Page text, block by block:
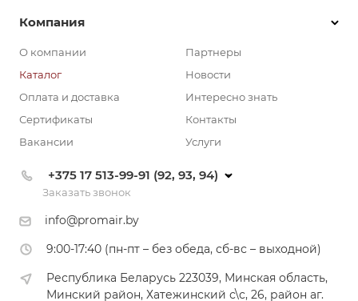
Компания
О компании
Каталог
Оплата и доставка
Сертификаты
Вакансии
Партнеры
Новости
Интересно знать
Контакты
Услуги
+375 17 513-99-91 (92, 93, 94)
Заказать звонок
info@promair.by
9:00-17:40 (пн-пт – без обеда, сб-вс – выходной)
Республика Беларусь 223039, Минская область,
Минский район, Хатежинский с\с, 26, район аг.